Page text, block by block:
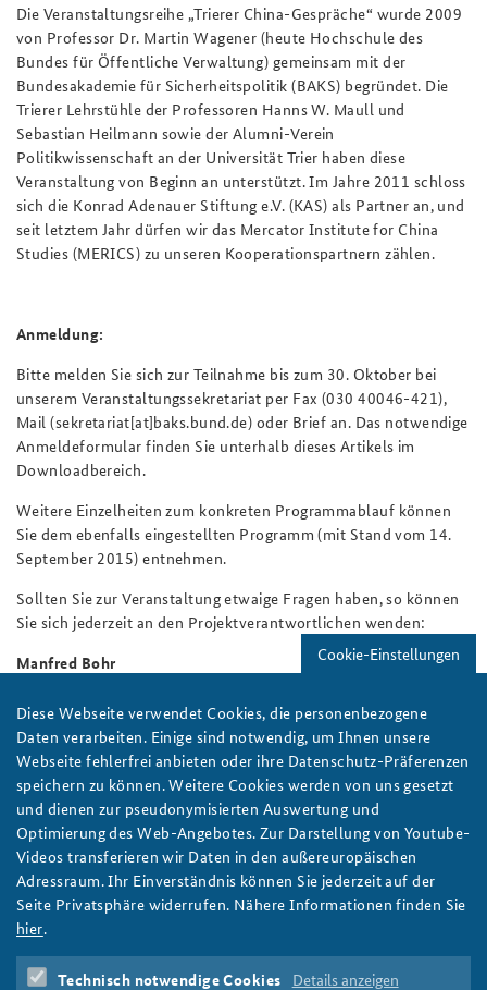
Die Veranstaltungsreihe „Trierer China-Gespräche“ wurde 2009
von Professor Dr. Martin Wagener (heute Hochschule des
Bundes für Öffentliche Verwaltung) gemeinsam mit der
Bundesakademie für Sicherheitspolitik (BAKS) begründet. Die
Trierer Lehrstühle der Professoren Hanns W. Maull und
Sebastian Heilmann sowie der Alumni-Verein
Politikwissenschaft an der Universität Trier haben diese
Veranstaltung von Beginn an unterstützt. Im Jahre 2011 schloss
sich die Konrad Adenauer Stiftung e.V. (KAS) als Partner an, und
seit letztem Jahr dürfen wir das Mercator Institute for China
Studies (MERICS) zu unseren Kooperationspartnern zählen.
Anmeldung:
Bitte melden Sie sich zur Teilnahme bis zum 30. Oktober bei
unserem Veranstaltungssekretariat per Fax (030 40046-421),
Mail (sekretariat[at]baks.bund.de) oder Brief an. Das notwendige
Anmeldeformular finden Sie unterhalb dieses Artikels im
Downloadbereich.
Weitere Einzelheiten zum konkreten Programmablauf können
Sie dem ebenfalls eingestellten Programm (mit Stand vom 14.
September 2015) entnehmen.
Sollten Sie zur Veranstaltung etwaige Fragen haben, so können
Sie sich jederzeit an den Projektverantwortlichen wenden:
Manfred Bohr
Studienreferent Wirtschaftspolitik
Telefon: +49 (0)30 40046-315
E-Mail: Manfred.Bohr[at]baks.bund.de
China Ostasien Deutsch-chinesische Beziehungen
Datei-Download:
Programm Trierer China-Gespräche
Cookie-Einstellungen
Diese Webseite verwendet Cookies, die personenbezogene
Daten verarbeiten. Einige sind notwendig, um Ihnen unsere
Webseite fehlerfrei anbieten oder ihre Datenschutz-Präferenzen
speichern zu können. Weitere Cookies werden von uns gesetzt
und dienen zur pseudonymisierten Auswertung und
Optimierung des Web-Angebotes. Zur Darstellung von Youtube-
Videos transferieren wir Daten in den außereuropäischen
Adressraum. Ihr Einverständnis können Sie jederzeit auf der
Seite Privatsphäre widerrufen. Nähere Informationen finden Sie
hier.
Technisch notwendige Cookies Details anzeigen